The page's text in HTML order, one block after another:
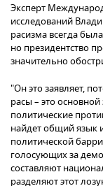
Эксперт
исследований
расизма всегда
но президентство
значительно
"Он это заявляет,
расы – это
политические
найдет общий язык
политической
голосующих за
составляют
разделяют этот